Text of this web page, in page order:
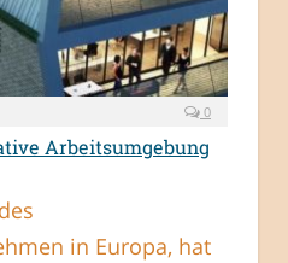
0
Arbeitsumgebung
in Europa, hat